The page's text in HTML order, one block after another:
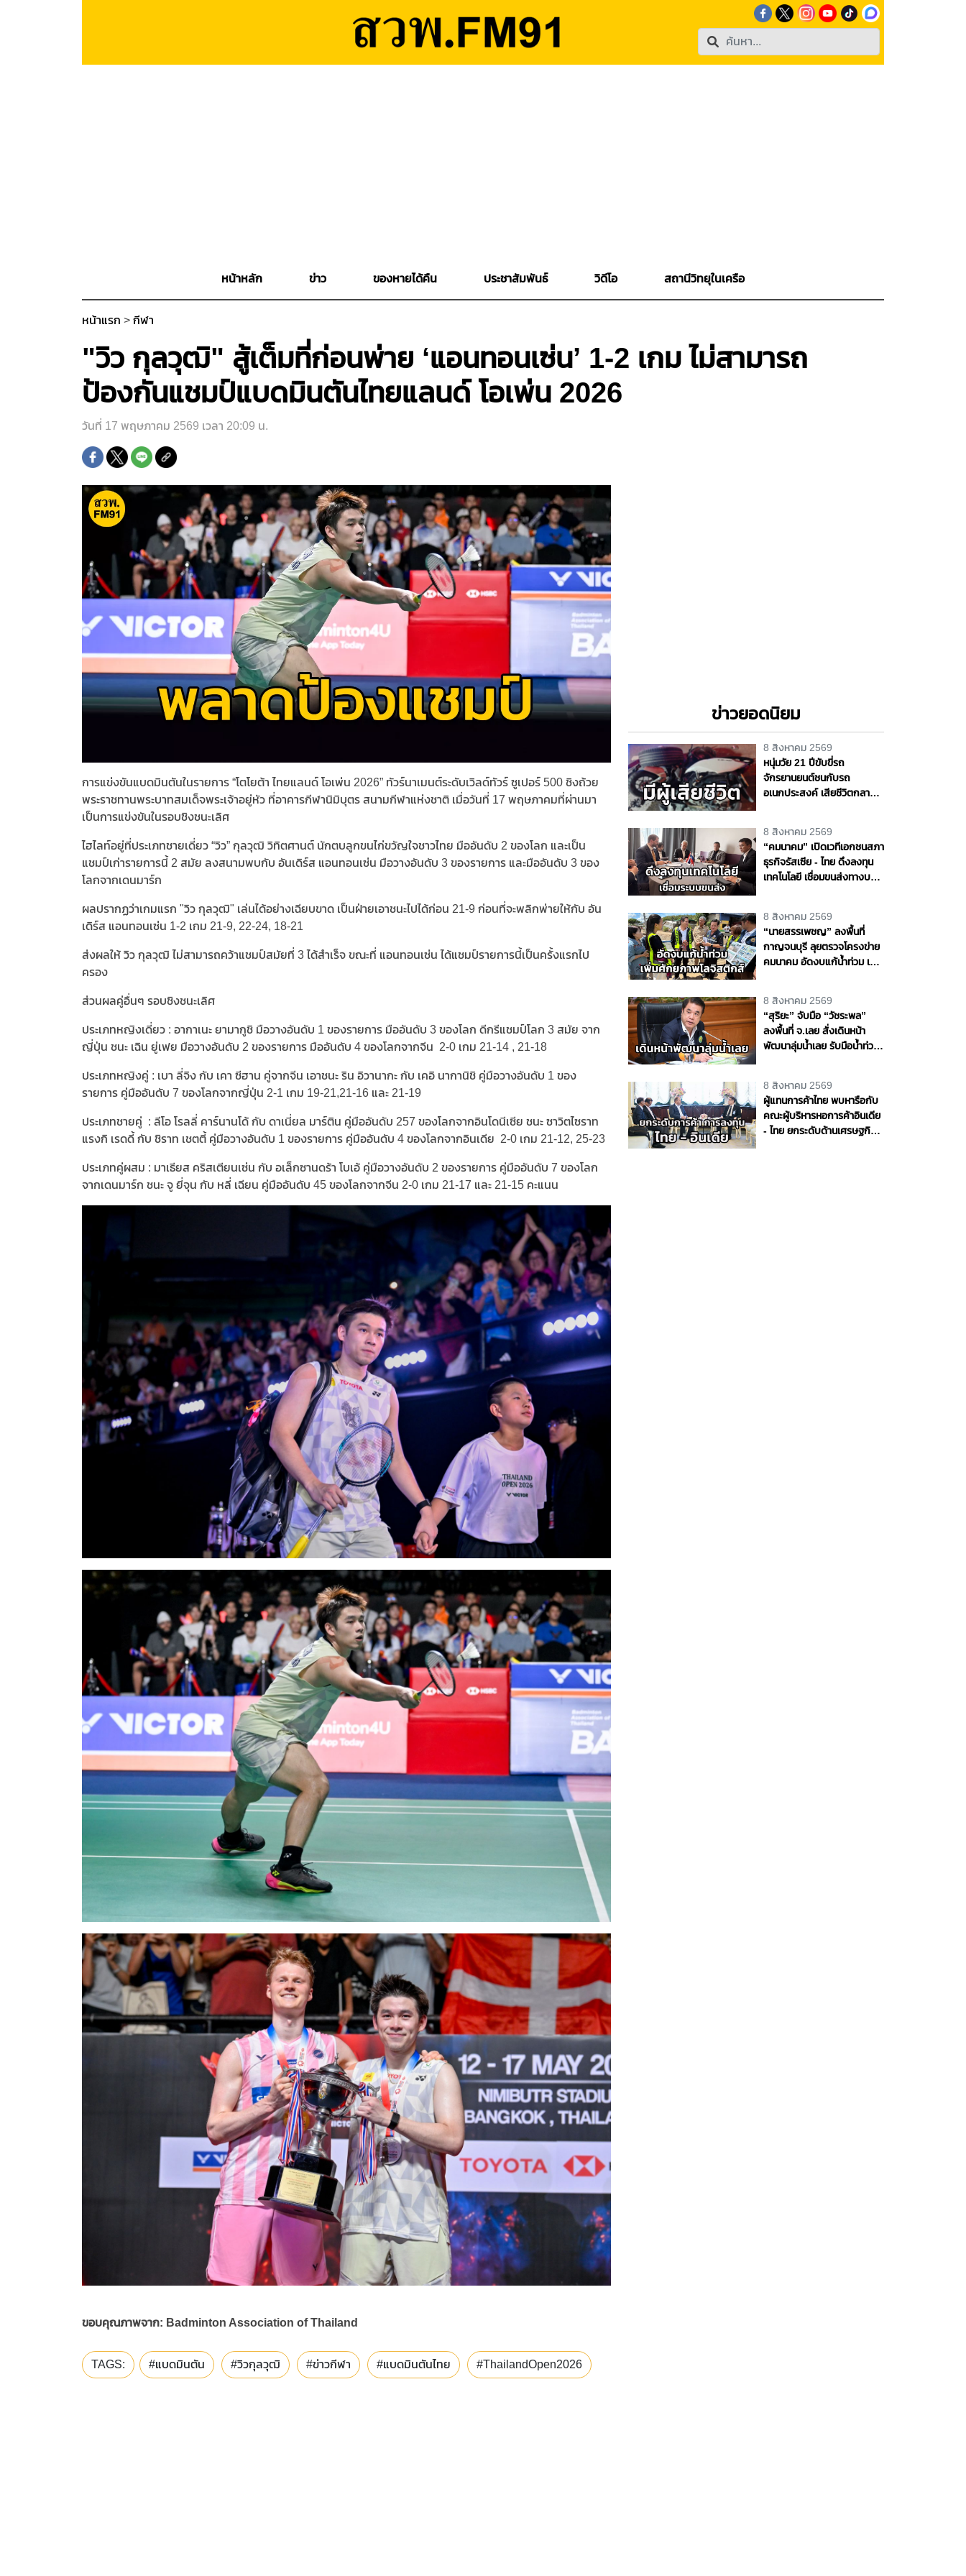
หน้าหลัก ข่าว ของหายได้คืน ประชาสัมพันธ์ วิดีโอ สถานีวิทยุในเครือ
หน้าแรก > กีฬา
"วิว กุลวุฒิ" สู้เต็มที่ก่อนพ่าย ‘แอนทอนเซ่น’ 1-2 เกม ไม่สามารถ
ป้องกันแชมป์แบดมินตันไทยแลนด์ โอเพ่น 2026
วันที่ 17 พฤษภาคม 2569 เวลา 20:09 น.
การแข่งขันแบดมินตันในรายการ “โตโยต้า ไทยแลนด์ โอเพ่น 2026” ทัวร์นาเมนต์ระดับเวิลด์ทัวร์ ซูเปอร์ 500 ชิงถ้วย
พระราชทานพระบาทสมเด็จพระเจ้าอยู่หัว ที่อาคารกีฬานิมิบุตร สนามกีฬาแห่งชาติ เมื่อวันที่ 17 พฤษภาคมที่ผ่านมา
เป็นการแข่งขันในรอบชิงชนะเลิศ
ไฮไลท์อยู่ที่ประเภทชายเดี่ยว “วิว” กุลวุฒิ วิทิตศานต์ นักตบลูกขนไก่ขวัญใจชาวไทย มืออันดับ 2 ของโลก และเป็น
แชมป์เก่ารายการนี้ 2 สมัย ลงสนามพบกับ อันเดิร์ส แอนทอนเซ่น มือวางอันดับ 3 ของรายการ และมืออันดับ 3 ของ
โลกจากเดนมาร์ก
ผลปรากฏว่าเกมแรก "วิว กุลวุฒิ" เล่นได้อย่างเฉียบขาด เป็นฝ่ายเอาชนะไปได้ก่อน 21-9 ก่อนที่จะพลิกพ่ายให้กับ อัน
เดิร์ส แอนทอนเซ่น 1-2 เกม 21-9, 22-24, 18-21
ส่งผลให้ วิว กุลวุฒิ ไม่สามารถคว้าแชมป์สมัยที่ 3 ได้สำเร็จ ขณะที่ แอนทอนเซ่น ได้แชมป์รายการนี้เป็นครั้งแรกไป
ครอง
ส่วนผลคู่อื่นๆ รอบชิงชนะเลิศ
ประเภทหญิงเดี่ยว : อากาเนะ ยามากูชิ มือวางอันดับ 1 ของรายการ มืออันดับ 3 ของโลก ดีกรีแชมป์โลก 3 สมัย จาก
ญี่ปุ่น ชนะ เฉิน ยู่เฟย มือวางอันดับ 2 ของรายการ มืออันดับ 4 ของโลกจากจีน 2-0 เกม 21-14 , 21-18
ประเภทหญิงคู่ : เบา ลี่จิง กับ เคา ซีฮาน คู่จากจีน เอาชนะ ริน อิวานากะ กับ เคอิ นากานิชิ คู่มือวางอันดับ 1 ของ
รายการ คู่มืออันดับ 7 ของโลกจากญี่ปุ่น 2-1 เกม 19-21,21-16 และ 21-19
ประเภทชายคู่ : ลีโอ โรลลี่ คาร์นานโด้ กับ ดาเนี่ยล มาร์ติน คู่มืออันดับ 257 ของโลกจากอินโดนีเซีย ชนะ ซาวิตไซราท
แรงกิ เรดดี้ กับ ชิราท เชตตี้ คู่มือวางอันดับ 1 ของรายการ คู่มืออันดับ 4 ของโลกจากอินเดีย 2-0 เกม 21-12, 25-23
ประเภทคู่ผสม : มาเธียส คริสเตียนเซ่น กับ อเล็กซานดร้า โบเอ้ คู่มือวางอันดับ 2 ของรายการ คู่มืออันดับ 7 ของโลก
จากเดนมาร์ก ชนะ จู ยี่จุน กับ หลี่ เฉียน คู่มืออันดับ 45 ของโลกจากจีน 2-0 เกม 21-17 และ 21-15 คะแนน
ขอบคุณภาพจาก: Badminton Association of Thailand
ข่าวยอดนิยม
8 สิงหาคม 2569
หนุ่มวัย 21 ปีขับขี่รถ
จักรยานยนต์ชนกับรถ
อเนกประสงค์ เสียชีวิตกลาง
8 สิงหาคม 2569
“คมนาคม” เปิดเวทีเอกชนสภา
ธุรกิจรัสเซีย - ไทย ดึงลงทุน
เทคโนโลยี เชื่อมขนส่งทางบก -
8 สิงหาคม 2569
“นายสรรเพชญ” ลงพื้นที่
กาญจนบุรี ลุยตรวจโครงข่าย
คมนาคม อัดงบแก้น้ำท่วม เพิ่ม
8 สิงหาคม 2569
“สุริยะ” จับมือ “วัชระพล”
ลงพื้นที่ จ.เลย สั่งเดินหน้า
พัฒนาลุ่มน้ำเลย รับมือน้ำท่วม
แนวพระราชดำริ หนุนความ
มั่นคงด้านน้ำให้ประชาชนและ
ภาคการเกษตร
8 สิงหาคม 2569
ผู้แทนการค้าไทย พบหารือกับ
คณะผู้บริหารหอการค้าอินเดีย
- ไทย ยกระดับด้านเศรษฐกิจ
TAGS: #แบดมินตัน #วิวกุลวุฒิ #ข่าวกีฬา #แบดมินตันไทย #ThailandOpen2026